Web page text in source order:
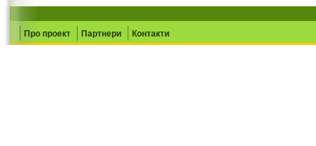
Про проект Партнери Контакти